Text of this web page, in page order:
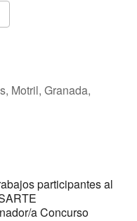
Motril, Granada,
participantes al
a Concurso